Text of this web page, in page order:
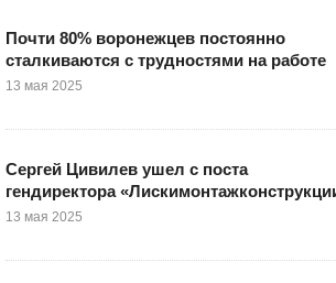
Почти 80% воронежцев постоянно
сталкиваются с трудностями на работе
13 мая 2025
Сергей Цивилев ушел с поста
гендиректора
13 мая 2025